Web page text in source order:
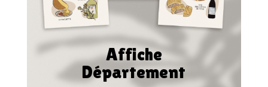
Affiche
Département